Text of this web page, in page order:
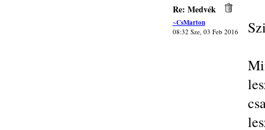
Re: Medvék
~CsMarton
08:32 Sze, 03 Feb 2016